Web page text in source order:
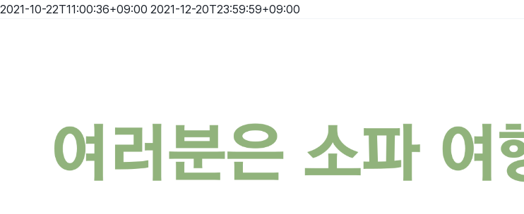
2021-10-22T11:00:36+09:00 2021-12-20T23:59:59+09:00